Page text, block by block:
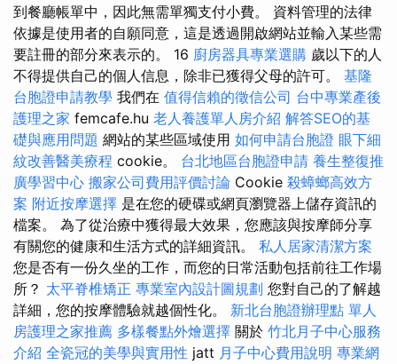
到餐廳帳單中，因此無需單獨支付小費。 資料管理的法律
依據是使用者的自願同意，這是透過開啟網站並輸入某些需
要註冊的部分來表示的。 16 廚房器具專業選購 歲以下的人
不得提供自己的個人信息，除非已獲得父母的許可。 基隆
台胞證申請教學 我們在 值得信賴的徵信公司 台中專業產後
護理之家 femcafe.hu 老人養護單人房介紹 解答SEO的基
礎與應用問題 網站的某些區域使用 如何申請台胞證 眼下細
紋改善醫美療程 cookie。 台北地區台胞證申請 養生整復推
廣學習中心 搬家公司費用評價討論 Cookie 殺蟑螂高效方
案 附近按摩選擇 是在您的硬碟或網頁瀏覽器上儲存資訊的
檔案。 為了從治療中獲得最大效果，您應該與按摩師分享
有關您的健康和生活方式的詳細資訊。 私人居家清潔方案
您是否有一份久坐的工作，而您的日常活動包括前往工作場
所？ 太平脊椎矯正 專業室內設計圖規劃 您對自己的了解越
詳細，您的按摩體驗就越個性化。 新北台胞證辦理點 單人
房護理之家推薦 多樣餐點外燴選擇 關於 竹北月子中心服務
介紹 全瓷冠的美學與實用性 jatt 月子中心費用說明 專業網